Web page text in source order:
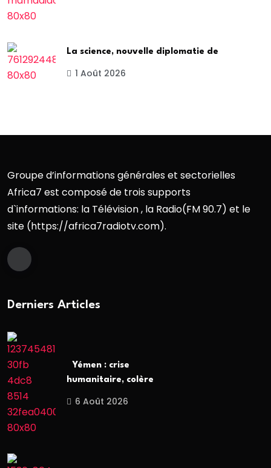
La science, nouvelle diplomatie de
1 Août 2026
Groupe d’informations générales et sectorielles
Africa7 est composé de trois supports
d`informations: la Télévision , la Radio(FM 90.7) et le
site (https://africa7radiotv.com).
Derniers Articles
Yémen : crise
humanitaire, colère
6 Août 2026